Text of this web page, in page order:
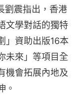
劉震指出，香港
文學對話的獨特
」資助出版16本
未來」等項目全
機會拓展內地及
。